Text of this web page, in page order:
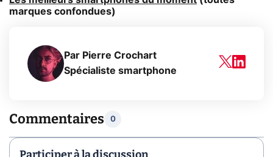
marques confondues)
Par Pierre Crochart
Spécialiste smartphone
Commentaires 0